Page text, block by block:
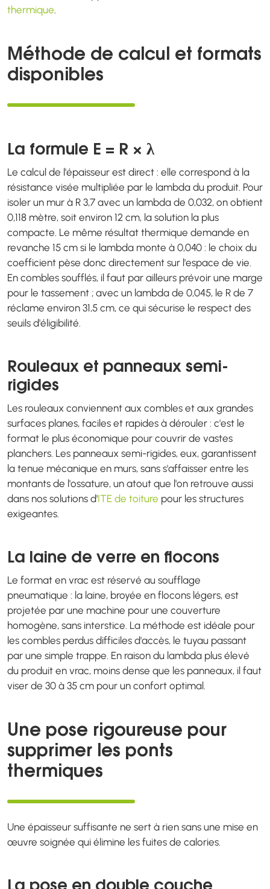
thermique.
Méthode de calcul et formats
disponibles
La formule E = R × λ
Le calcul de l'épaisseur est direct : elle correspond à la
résistance visée multipliée par le lambda du produit. Pour
isoler un mur à R 3,7 avec un lambda de 0,032, on obtient
0,118 mètre, soit environ 12 cm, la solution la plus
compacte. Le même résultat thermique demande en
revanche 15 cm si le lambda monte à 0,040 : le choix du
coefficient pèse donc directement sur l'espace de vie.
En combles soufflés, il faut par ailleurs prévoir une marge
pour le tassement ; avec un lambda de 0,045, le R de 7
réclame environ 31,5 cm, ce qui sécurise le respect des
seuils d'éligibilité.
Rouleaux et panneaux semi-
rigides
Les rouleaux conviennent aux combles et aux grandes
surfaces planes, faciles et rapides à dérouler : c'est le
format le plus économique pour couvrir de vastes
planchers. Les panneaux semi-rigides, eux, garantissent
la tenue mécanique en murs, sans s'affaisser entre les
montants de l'ossature, un atout que l'on retrouve aussi
dans nos solutions d'ITE de toiture pour les structures
exigeantes.
La laine de verre en flocons
Le format en vrac est réservé au soufflage
pneumatique : la laine, broyée en flocons légers, est
projetée par une machine pour une couverture
homogène, sans interstice. La méthode est idéale pour
les combles perdus difficiles d'accès, le tuyau passant
par une simple trappe. En raison du lambda plus élevé
du produit en vrac, moins dense que les panneaux, il faut
viser de 30 à 35 cm pour un confort optimal.
Une pose rigoureuse pour
supprimer les ponts
thermiques
Une épaisseur suffisante ne sert à rien sans une mise en
œuvre soignée qui élimine les fuites de calories.